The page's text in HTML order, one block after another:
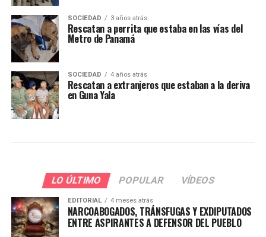
SOCIEDAD 3 años atrás
Rescatan a perrita que estaba en las vías del
Metro de Panamá
SOCIEDAD 4 años atrás
Rescatan a extranjeros que estaban a la deriva
en Guna Yala
LO ÚLTIMO POPULAR VÍDEOS
EDITORIAL 4 meses atrás
NARCOABOGADOS, TRÁNSFUGAS Y EXDIPUTADOS
ENTRE ASPIRANTES A DEFENSOR DEL PUEBLO